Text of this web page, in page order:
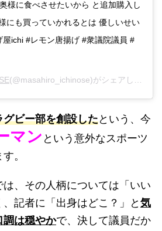
様に食べさせたいから と追加購入し
にも買っていかれるとは 優しいせい
屋ichi #レモン唐揚げ #衆議院議員 #
(@masahiro_ichinose)がシェアした投稿 -
ビー部を創設したという、今
マン という意外なスポーツ
。
は、その人柄については「いい
記者に「出身はどこ？」と気
調は穏やかで、決して議員だか